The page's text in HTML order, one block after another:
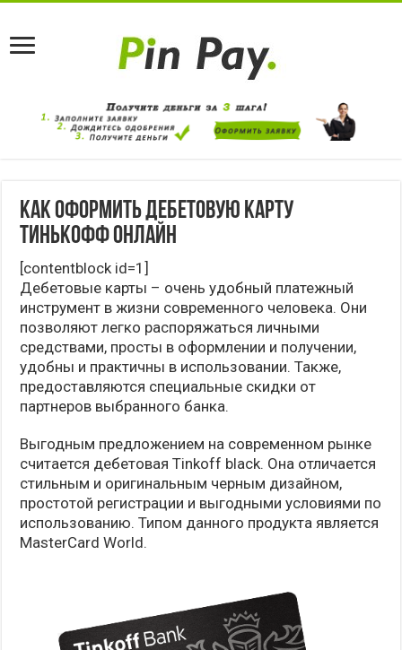
Как оформить дебетовую карту
Тинькофф онлайн
[contentblock id=1]
Дебетовые карты – очень удобный платежный
инструмент в жизни современного человека. Они
позволяют легко распоряжаться личными
средствами, просты в оформлении и получении,
удобны и практичны в использовании. Также,
предоставляются специальные скидки от
партнеров выбранного банка.
Выгодным предложением на современном рынке
считается дебетовая Tinkoff black. Она отличается
стильным и оригинальным черным дизайном,
простотой регистрации и выгодными условиями по
использованию. Типом данного продукта является
MasterCard World.